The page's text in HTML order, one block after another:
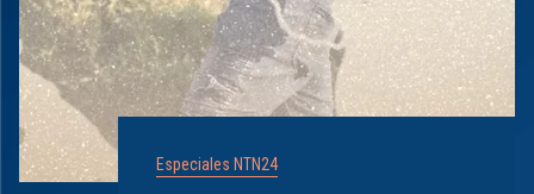
Especiales NTN24